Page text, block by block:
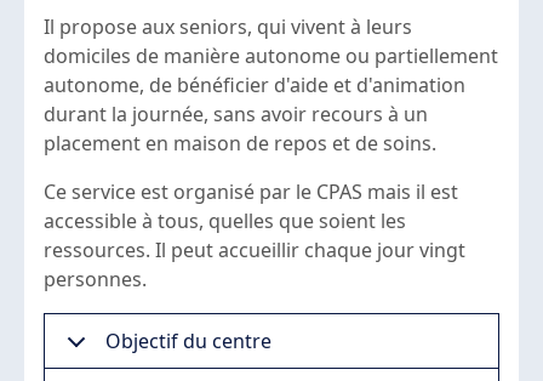
Il propose aux seniors, qui vivent à leurs
domiciles de manière autonome ou partiellement
autonome, de bénéficier d'aide et d'animation
durant la journée, sans avoir recours à un
placement en maison de repos et de soins.
Ce service est organisé par le CPAS mais il est
accessible à tous, quelles que soient les
ressources. Il peut accueillir chaque jour vingt
personnes.
Objectif du centre